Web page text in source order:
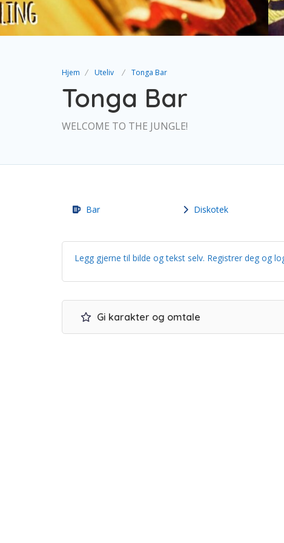
Hjem Uteliv Tonga Bar
Tonga Bar
WELCOME TO THE JUNGLE!
Bar Diskotek
Legg gjerne til bilde og tekst selv. Registrer deg og
Gi karakter og omtale